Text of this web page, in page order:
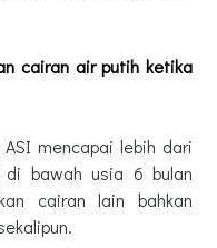
cairan air putih ketika
mencapai lebih dari
di bawah usia 6 bulan
cairan lain bahkan